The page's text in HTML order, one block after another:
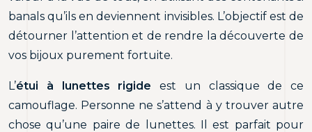
banals qu’ils en deviennent invisibles. L’objectif est de
détourner l’attention et de rendre la découverte de
vos bijoux purement fortuite.
L’étui à lunettes rigide est un classique de ce
camouflage. Personne ne s’attend à y trouver autre
chose qu’une paire de lunettes. Il est parfait pour